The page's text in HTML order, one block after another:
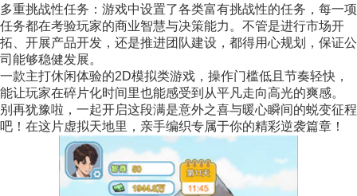
多重挑战性任务：游戏中设置了各类富有挑战性的任务，每一项
任务都在考验玩家的商业智慧与决策能力。不管是进行市场开
拓、开展产品开发，还是推进团队建设，都得用心规划，保证公
司能够稳健发展。
一款主打休闲体验的2D模拟类游戏，操作门槛低且节奏轻快，
能让玩家在碎片化时间里也能感受到从平凡走向高光的爽感。
别再犹豫啦，一起开启这段满是意外之喜与暖心瞬间的蜕变征程
吧！在这片虚拟天地里，亲手编织专属于你的精彩逆袭篇章！